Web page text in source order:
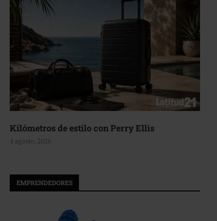
Kilómetros de estilo con Perry Ellis
4 agosto, 2026
EMPRENDEDORES